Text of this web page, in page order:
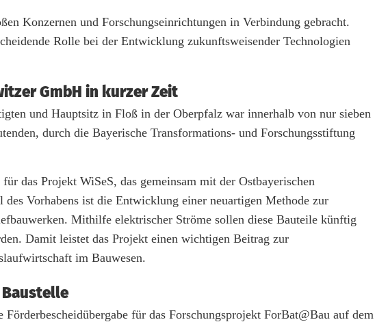
Konzernen und Forschungseinrichtungen in Verbindung gebracht.
Rolle bei der Entwicklung zukunftsweisender Technologien
GmbH in kurzer Zeit
und Hauptsitz in Floß in der Oberpfalz war innerhalb von nur sieben
durch die Bayerische Transformations- und Forschungsstiftung
das Projekt WiSeS, das gemeinsam mit der Ostbayerischen
Vorhabens ist die Entwicklung einer neuartigen Methode zur
Mithilfe elektrischer Ströme sollen diese Bauteile künftig
Damit leistet das Projekt einen wichtigen Beitrag zur
im Bauwesen.
für das Forschungsprojekt ForBat@Bau auf dem